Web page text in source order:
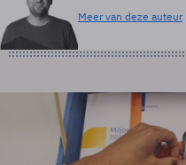
Meer van deze auteur